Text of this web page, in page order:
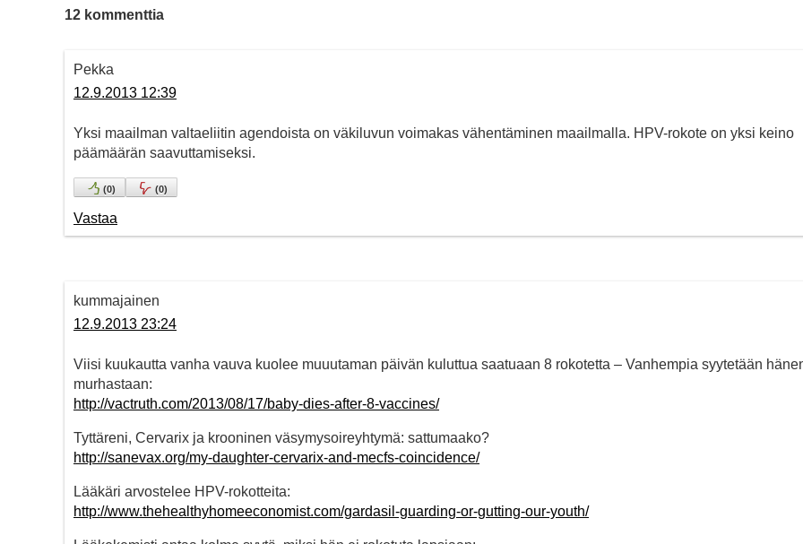
12 kommenttia
Pekka
12.9.2013 12:39
Yksi maailman valtaeliitin agendoista on väkiluvun voimakas vähentäminen maailmalla. HPV-rokote on yksi keino
päämäärän saavuttamiseksi.
(0) (0)
Vastaa
kummajainen
12.9.2013 23:24
Viisi kuukautta vanha vauva kuolee muuutaman päivän kuluttua saatuaan 8 rokotetta – Vanhempia syytetään
murhastaan:
http://vactruth.com/2013/08/17/baby-dies-after-8-vaccines/
Tyttäreni, Cervarix ja krooninen väsymysoireyhtymä: sattumaako?
http://sanevax.org/my-daughter-cervarix-and-mecfs-coincidence/
Lääkäri arvostelee HPV-rokotteita:
http://www.thehealthyhomeeconomist.com/gardasil-guarding-or-gutting-our-youth/